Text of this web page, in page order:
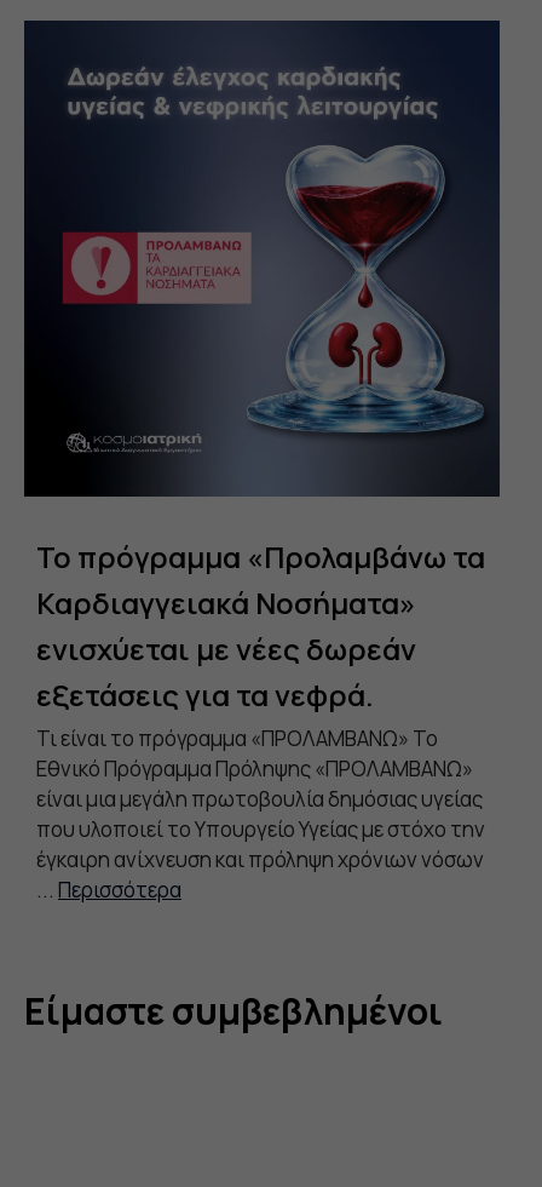
Το πρόγραμμα «Προλαμβάνω τα
Καρδιαγγειακά Νοσήματα»
ενισχύεται με νέες δωρεάν
εξετάσεις για τα νεφρά.
Τι είναι το πρόγραμμα «ΠΡΟΛΑΜΒΑΝΩ» Το
Εθνικό Πρόγραμμα Πρόληψης «ΠΡΟΛΑΜΒΑΝΩ»
είναι μια μεγάλη πρωτοβουλία δημόσιας υγείας
που υλοποιεί το Υπουργείο Υγείας με στόχο την
έγκαιρη ανίχνευση και πρόληψη χρόνιων νόσων
... Περισσότερα
Είμαστε συμβεβλημένοι